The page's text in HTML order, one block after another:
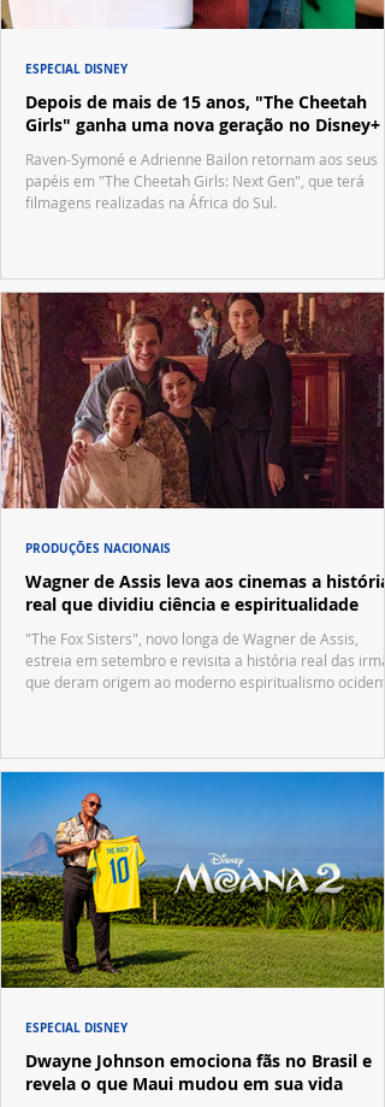
Depois de mais de 15 anos, "The Cheetah
Girls" ganha uma nova geração no Disney+
Raven-Symoné e Adrienne Bailon retornam aos seus
papéis em "The Cheetah Girls: Next Gen", que terá
filmagens realizadas na África do Sul.
ESPECIAL DISNEY
Wagner de Assis leva aos cinemas a história
real que dividiu ciência e espiritualidade
"The Fox Sisters", novo longa de Wagner de Assis,
estreia em setembro e revisita a história real das
que deram origem ao moderno espiritualismo
PRODUÇÕES NACIONAIS
Dwayne Johnson emociona fãs no Brasil e
revela o que Maui mudou em sua vida
ESPECIAL DISNEY